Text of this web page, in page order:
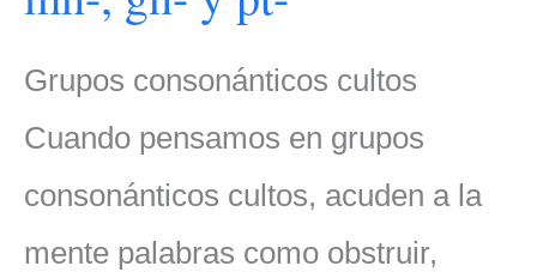
Grupos consonánticos cultos
Cuando pensamos en grupos
consonánticos cultos, acuden a la
mente palabras como obstruir,